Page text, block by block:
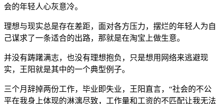
会的年轻人心灰意冷。
理想与现实总是存在差距，面对各方压力，摆烂的年轻人为自
己谋求了一条适合的出路，那就是在淘宝上做生意。
并没有踌躇满志，也没有理想抱负，只是想用网络来逃避现
实，王阳就是其中的一个典型例子。
三个月辞掉两份工作，毕业即失业，王阳直言，“社会的不公
平在我身上体现的淋漓尽致，工作量和工资的不匹配让我无法